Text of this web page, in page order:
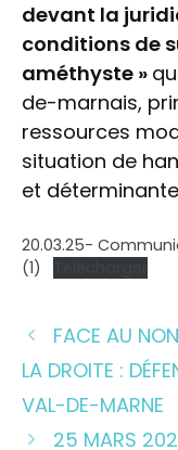
devant la
conditions de
améthyste »
de-marnais,
ressources
situation de
et
20.03.25-
(1)
FACE AU
LA DROITE :
VAL-DE-MARNE
25 MARS